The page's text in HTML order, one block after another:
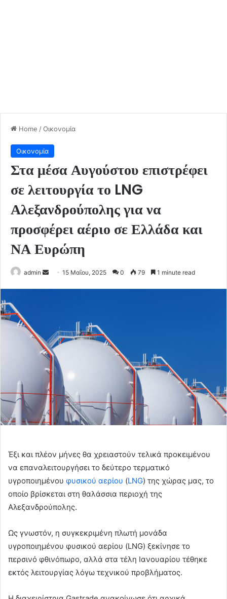
Home /Οικονομία
Οικονομία
Στα μέσα Αυγούστου επιστρέφει
σε λειτουργία το LNG
Αλεξανδρούπολης για να
προσφέρει αέριο σε Ελλάδα και
ΝΑ Ευρώπη
admin
Send15 Μαΐου, 2025 0 79 1 minute read
Έξι και πλέον μήνες θα χρειαστούν τελικά προκειμένου
να επαναλειτουργήσει το δεύτερο τερματικό
υγροποιημένου φυσικού αερίου (LNG) της χώρας μας, το
οποίο βρίσκεται στη θαλάσσια περιοχή της
Αλεξανδρούπολης.
Ως γνωστόν, η συγκεκριμένη πλωτή μονάδα
υγροποιημένου φυσικού αερίου (LNG) ξεκίνησε το
περσινό φθινόπωρο, αλλά στα τέλη Ιανουαρίου τέθηκε
εκτός λειτουργίας λόγω τεχνικού προβλήματος.